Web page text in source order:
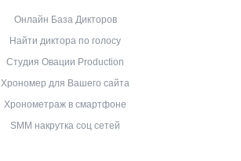
Онлайн База Дикторов
Найти диктора по голосу
Студия Овации Production
Хрономер для Вашего сайта
Хронометраж в смартфоне
SMM накрутка соц сетей